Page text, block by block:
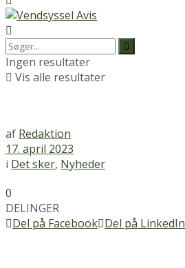
Ingen resultater
Vis alle resultater
af Redaktion
17. april 2023
i Det sker, Nyheder
0
DELINGER
Del på Facebook Del på LinkedIn